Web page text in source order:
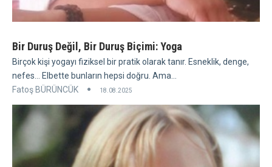
Bir Duruş Değil, Bir Duruş Biçimi: Yoga
Birçok kişi yogayı fiziksel bir pratik olarak tanır. Esneklik, denge,
nefes... Elbette bunların hepsi doğru. Ama...
Fatoş BÜRÜNCÜK
18.08.2025